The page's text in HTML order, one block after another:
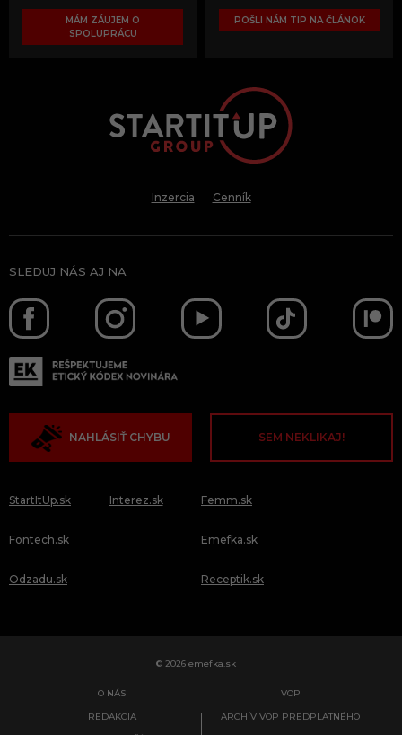
MÁM ZÁUJEM O
SPOLUPRÁCU
POŠLI NÁM TIP NA ČLÁNOK
Inzercia Cenník
SLEDUJ NÁS AJ NA
NAHLÁSIŤ CHYBU SEM NEKLIKAJ!
StartItUp.sk
Fontech.sk
Odzadu.sk
Interez.sk Femm.sk
Emefka.sk
Receptik.sk
© 2026 emefka.sk
O NÁS
REDAKCIA
VOP
ARCHÍV VOP PREDPLATNÉHO